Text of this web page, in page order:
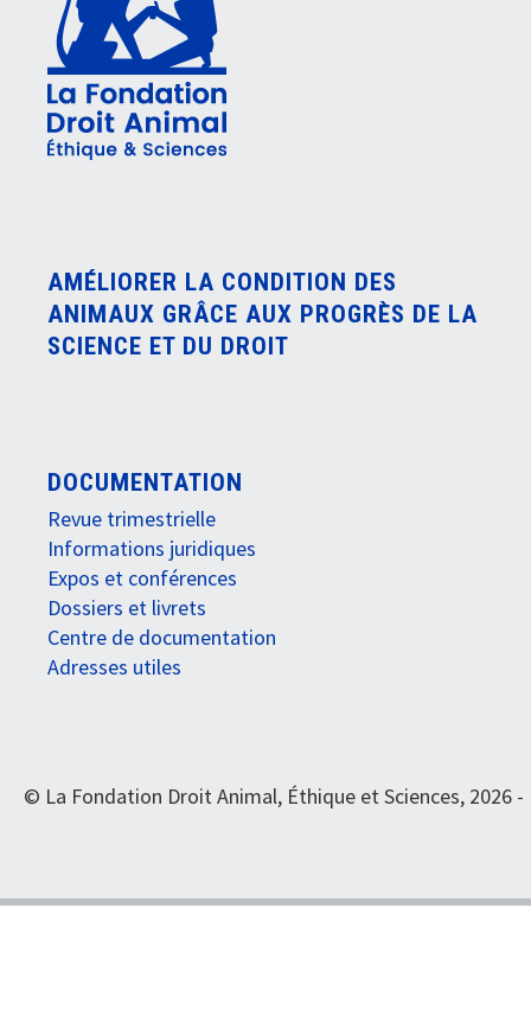
AMÉLIORER LA CONDITION DES
ANIMAUX GRÂCE AUX PROGRÈS DE LA
SCIENCE ET DU DROIT
DOCUMENTATION
Revue trimestrielle
Informations juridiques
Expos et conférences
Dossiers et livrets
Centre de documentation
Adresses utiles
© La Fondation Droit Animal, Éthique et Sciences, 2026 -